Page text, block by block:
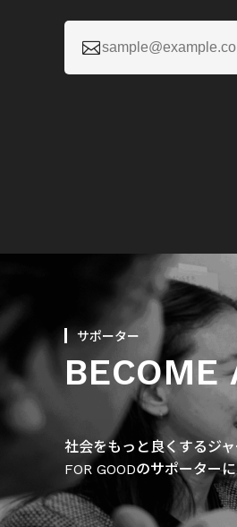

サポーター
BECOME
社会をもっと良くするジ
FOR GOODのサポーター